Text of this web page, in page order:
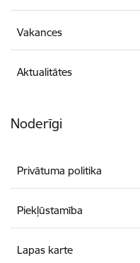
Vakances
Aktualitātes
Noderīgi
Privātuma politika
Piekļūstamība
Lapas karte